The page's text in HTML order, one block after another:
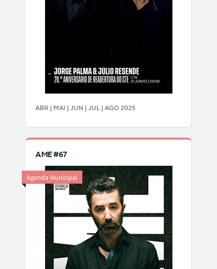
ABR | MAI | JUN | JUL | AGO 2025
AME #67
Agenda Municipal